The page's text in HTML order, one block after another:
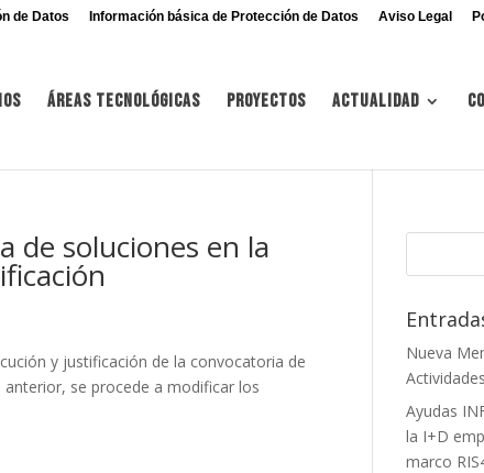
de Datos Información básica de Protección de Datos Aviso Legal
Áreas tecnológicas Proyectos Actualidad
de soluciones en la
y justificación de la convocatoria de
se procede a modificar los
Nueva
Ayudas
la I+D
marco